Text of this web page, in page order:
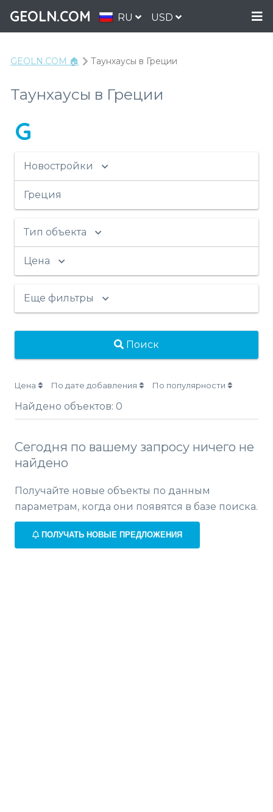
GEOLN.COM RU USD
GEOLN.COM 🏠 Таунхаусы в Греции
Таунхаусы в Греции
G
Новостройки
Греция
Тип объекта
Цена
Еще фильтры
Поиск
Цена По дате добавления По популярности
Найдено объектов: 0
Сегодня по вашему запросу ничего не
найдено
Получайте новые объекты по данным
параметрам, когда они появятся в базе поиска.
ПОЛУЧАТЬ НОВЫЕ ПРЕДЛОЖЕНИЯ